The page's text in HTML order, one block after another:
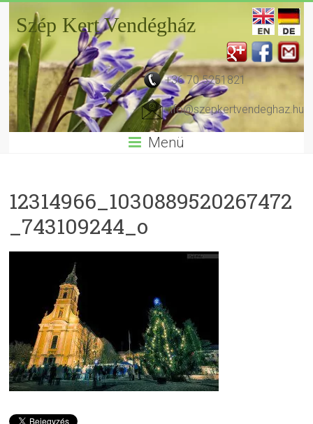
Szép Kert Vendégház
+36 70 5251821
info@szepkertvendeghaz.hu
Menü
12314966_1030889520267472
_743109244_o